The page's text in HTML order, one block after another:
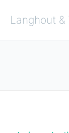
inhoudLanghout &